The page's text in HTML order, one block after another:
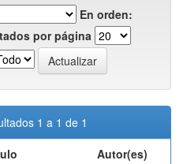
En orden:
por página
1 a 1 de 1
Autor(es)